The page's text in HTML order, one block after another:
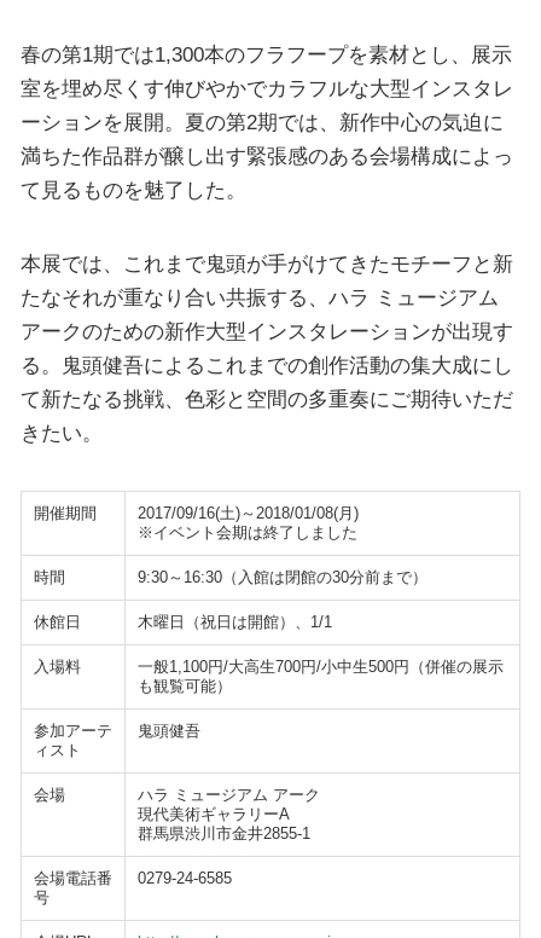
春の第1期では1,300本のフラフープを素材とし、展示
室を埋め尽くす伸びやかでカラフルな大型インスタレ
ーションを展開。夏の第2期では、新作中心の気迫に
満ちた作品群が醸し出す緊張感のある会場構成によっ
て見るものを魅了した。
本展では、これまで鬼頭が手がけてきたモチーフと新
たなそれが重なり合い共振する、ハラ ミュージアム
アークのための新作大型インスタレーションが出現す
る。鬼頭健吾によるこれまでの創作活動の集大成にし
て新たなる挑戦、色彩と空間の多重奏にご期待いただ
きたい。
開催期間
2017/09/16(土)～2018/01/08(月)
※イベント会期は終了しました
時間 9:30～16:30（入館は閉館の30分前まで）
休館日 木曜日（祝日は開館）、1/1
入場料
一般1,100円/大高生700円/小中生500円（併催の展示
も観覧可能）
参加アーテ
ィスト
鬼頭健吾
会場
ハラ ミュージアム アーク
現代美術ギャラリーA
群馬県渋川市金井2855-1
会場電話番
号
0279-24-6585